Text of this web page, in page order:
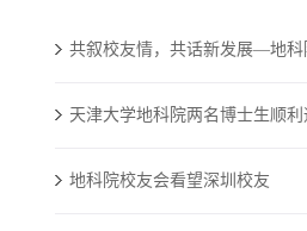
共叙校友情，共话新发展—地
天津大学地科院两名博士生顺
地科院校友会看望深圳校友